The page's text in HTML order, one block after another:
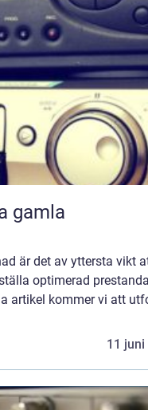
är det av yttersta vikt
optimerad
artikel kommer vi att
11 juni